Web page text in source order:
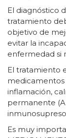
El diagnóstico
tratamiento
objetivo de
evitar la
enfermedad si
El tratamiento
medicamentos
inflamación,
permanente
Es muy